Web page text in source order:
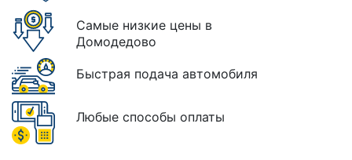
Самые низкие цены в
Домодедово
Быстрая подача автомобиля
Любые способы оплаты